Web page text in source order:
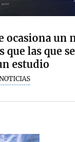
ocasiona un
que las que
estudio